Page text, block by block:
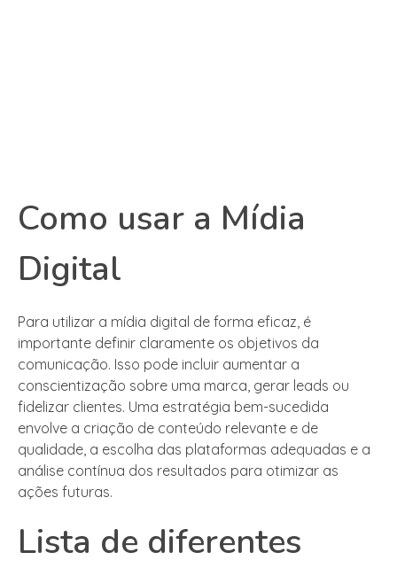
Como usar a Mídia
Digital
Para utilizar a mídia digital de forma eficaz, é
importante definir claramente os objetivos da
comunicação. Isso pode incluir aumentar a
conscientização sobre uma marca, gerar leads ou
fidelizar clientes. Uma estratégia bem-sucedida
envolve a criação de conteúdo relevante e de
qualidade, a escolha das plataformas adequadas e a
análise contínua dos resultados para otimizar as
ações futuras.
Lista de diferentes